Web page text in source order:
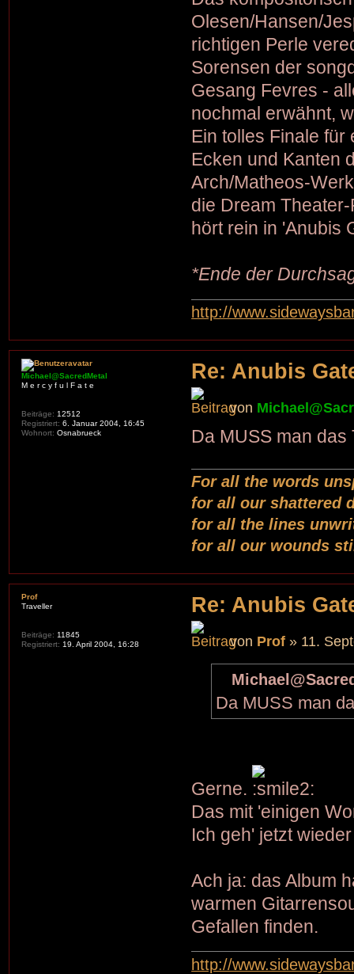
Olesen/Hansen/
richtigen Perle
Sorensen der
Gesang Fevres -
nochmal erwähnt,
Ein tolles Finale für
Ecken und Kanten
Arch/Matheos-
die Dream
hört rein in 'Anubis
*Ende der
http://
Re: Anubis
von
Da MUSS man
For all the words
for all our shattered
for all the lines
for all our wounds
Michael@SacredMetal
M e r c y f u l F a t e
Beiträge: 12512
Registriert: 6. Januar 2004, 16:45
Wohnort: Osnabrueck
Re: Anubis
von Prof » 11.
Da MUSS man
Gerne.
Das mit 'einigen
Ich geh' jetzt
Ach ja: das Album
warmen
Gefallen finden.
http://
Prof
Traveller
Beiträge: 11845
Registriert: 19. April 2004, 16:28